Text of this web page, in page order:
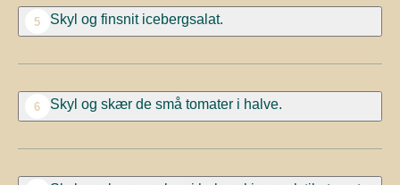
5 Skyl og finsnit icebergsalat.
6 Skyl og skær de små tomater i halve.